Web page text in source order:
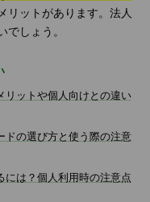
リットがあります。法人
でしょう。
リットや個人向けとの違い
ドの選び方と使う際の注意
には？個人利用時の注意点